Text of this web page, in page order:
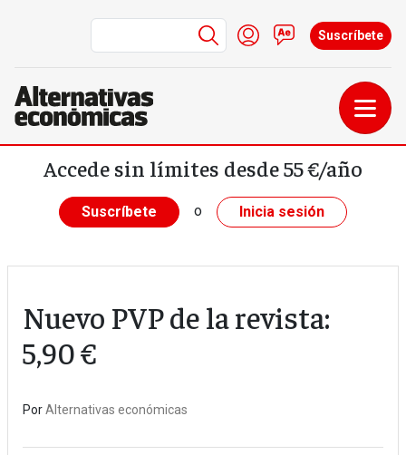
Pasar al contenido principal
Menú de cuenta de
Iniciar sesión
Contacto
Suscríbete
Accede sin límites desde 55 €/año
Suscríbete o Inicia sesión
Nuevo PVP de la revista:
5,90 €
PorAlternativas económicas